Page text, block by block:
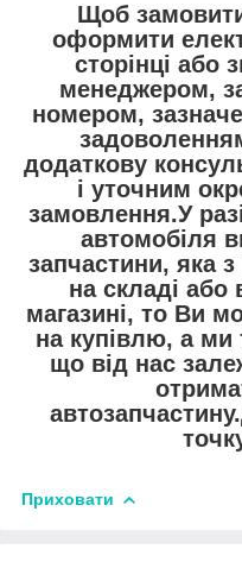
Щоб
оформити
сторінці або
менеджером,
номером,
додаткову
і уточним
замовлення.У
автомобіля
запчастини, яка
на складі або
магазині, то Ви
на купівлю, а ми
що від нас
Приховати